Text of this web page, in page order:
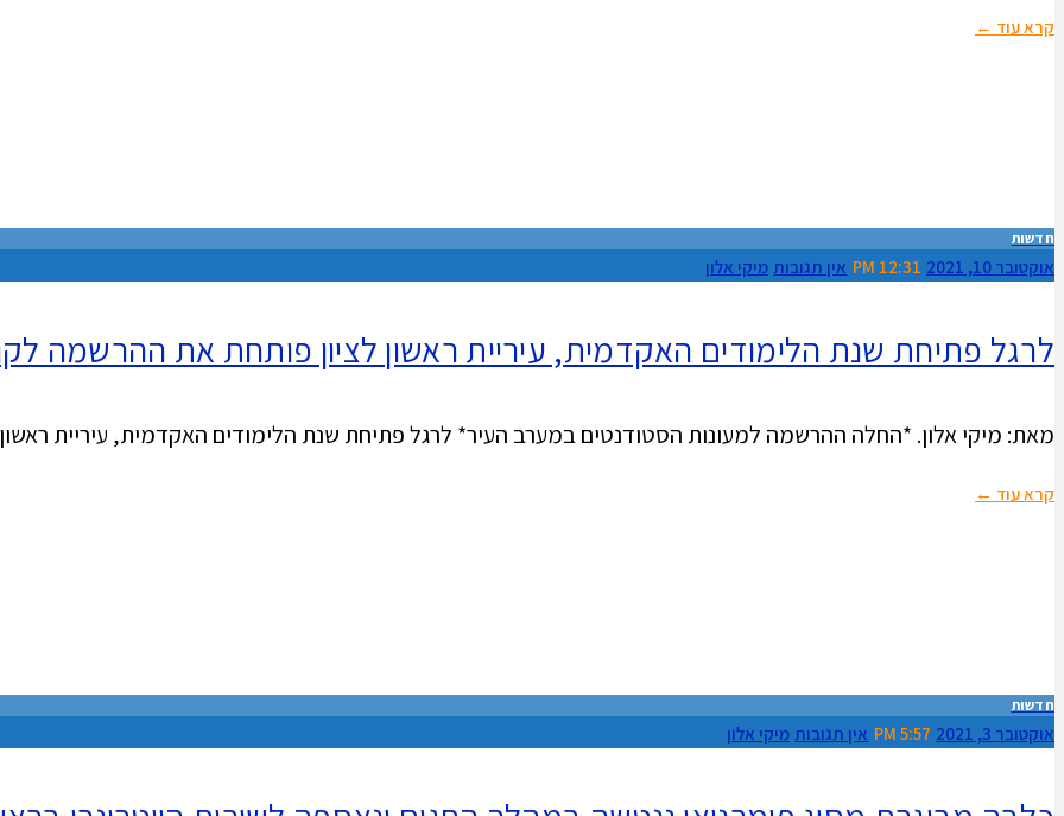
קרא עוד ←
חדשות
אוקטובר 10, 2021 12:31 PM אין תגובות מיקי אלון
לרגל פתיחת שנת הלימודים האקדמית, עיריית ראשון לציון פותחת את ההרשמה
מאת: מיקי אלון. *החלה ההרשמה למעונות הסטודנטים במערב העיר* לרגל פתיחת שנת הלימודים האקדמית, עיריית
קרא עוד ←
חדשות
אוקטובר 3, 2021 5:57 PM אין תגובות מיקי אלון